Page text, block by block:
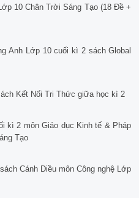
10 Chân Trời Sáng Tạo (18 Đề +
Anh Lớp 10 cuối kì 2 sách Global
Kết Nối Tri Thức giữa học kì 2
kì 2 môn Giáo dục Kinh tế & Pháp
Tạo
Cánh Diều môn Công nghệ Lớp